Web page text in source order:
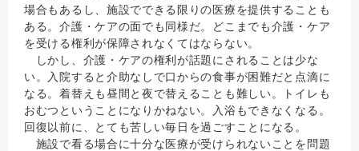
場合もあるし、施設でできる限りの医療を提供することも
ある。介護・ケアの面でも同様だ。どこまでも介護・ケア
を受ける権利が保障されなくてはならない。
しかし、介護・ケアの権利が話題にされることは少な
い。入院すると介助なしで口からの食事が困難だと点滴に
なる。着替えも昼間と夜で替えることも難しい。トイレも
おむつということになりかねない。入浴もできなくなる。
回復以前に、とても苦しい毎日を過ごすことになる。
施設で看る場合に十分な医療が受けられないことを問題